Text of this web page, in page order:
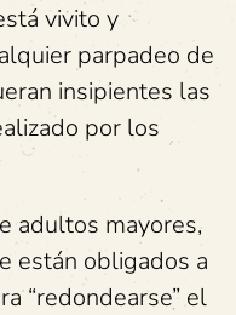
vivito y
parpadeo de
insipientes las
por los
adultos mayores,
están obligados a
“redondearse” el